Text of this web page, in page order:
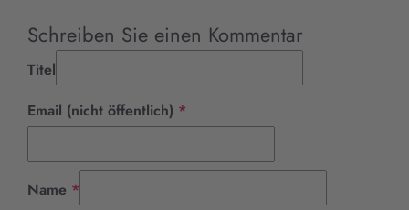
Schreiben Sie einen Kommentar
Titel
Email (nicht öffentlich) *
Name *